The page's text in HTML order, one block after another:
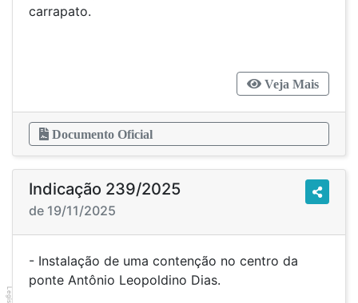
carrapato.
Veja Mais
Documento Oficial
Indicação 239/2025
de 19/11/2025
- Instalação de uma contenção no centro da
ponte Antônio Leopoldino Dias.